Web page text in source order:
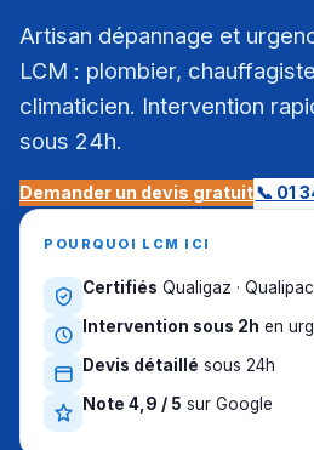
Artisan dépannage et
LCM : plombier,
climaticien. Intervention
sous 24h.
Demander un devis gratuit📞 01
POURQUOI LCM ICI
Certifiés Qualigaz ·
Intervention sous 2h en
Devis détaillé sous 24h
Note 4,9 / 5 sur Google